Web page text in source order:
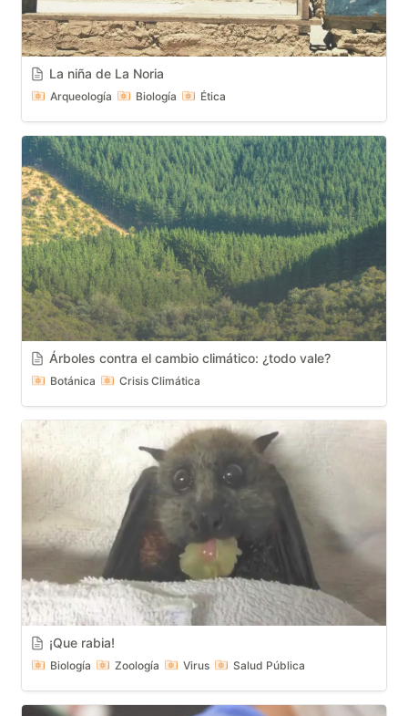
La niña de La Noria
Arqueología Biología Ética
Árboles contra el cambio climático: ¿todo vale?
Botánica Crisis Climática
¡Que rabia!
Biología Zoología Virus Salud Pública